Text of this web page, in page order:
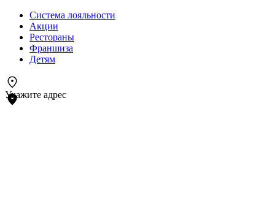
Система лояльности
Акции
Рестораны
Франшиза
Детям
Укажите адрес